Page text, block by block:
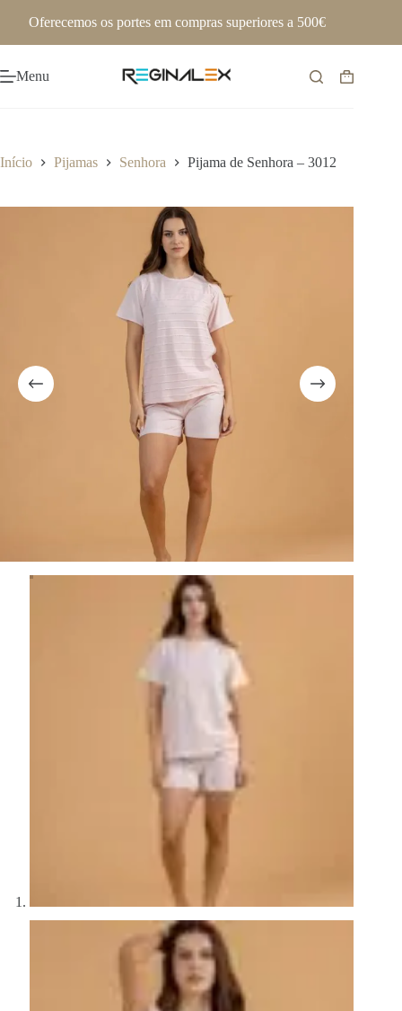
Oferecemos os portes em compras superiores a 500€
Menu
Carrinho
Início Pijamas Senhora Pijama de Senhora – 3012